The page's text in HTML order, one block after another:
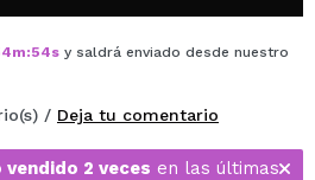
m:53sy saldrá enviado desde nuestro
/ Deja tu comentario
vendido 2 veces en las últimas